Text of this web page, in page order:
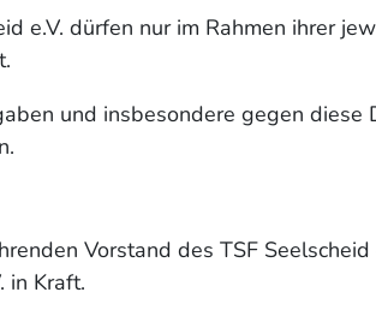
e.V. dürfen nur im Rahmen ihrer
und insbesondere gegen
Vorstand des TSF
in Kraft.